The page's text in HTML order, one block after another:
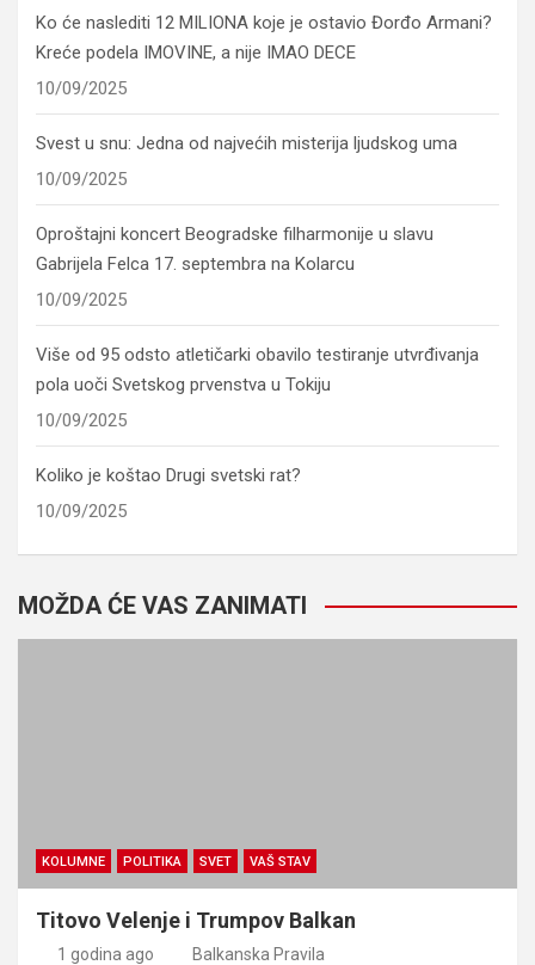
Ko će naslediti 12 MILIONA koje je ostavio Đorđo Armani?
Kreće podela IMOVINE, a nije IMAO DECE
10/09/2025
Svest u snu: Jedna od najvećih misterija ljudskog uma
10/09/2025
Oproštajni koncert Beogradske filharmonije u slavu
Gabrijela Felca 17. septembra na Kolarcu
10/09/2025
Više od 95 odsto atletičarki obavilo testiranje utvrđivanja
pola uoči Svetskog prvenstva u Tokiju
10/09/2025
Koliko je koštao Drugi svetski rat?
10/09/2025
MOŽDA ĆE VAS ZANIMATI
KOLUMNE POLITIKA SVET VAŠ STAV
Titovo Velenje i Trumpov Balkan
1 godina ago Balkanska Pravila